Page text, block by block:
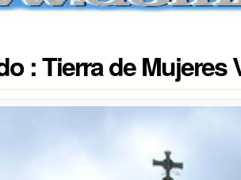
: Tierra de Mujeres